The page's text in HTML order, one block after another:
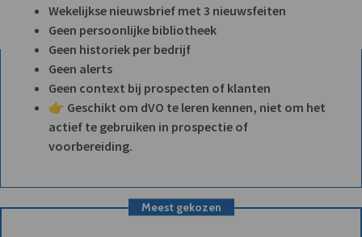
Wekelijkse nieuwsbrief met 3 nieuwsfeiten
Geen persoonlijke bibliotheek
Geen historiek per bedrijf
Geen alerts
Geen context bij prospecten of klanten
👉 Geschikt om dVO te leren kennen, niet om het
actief te gebruiken in prospectie of
voorbereiding.
Meest gekozen